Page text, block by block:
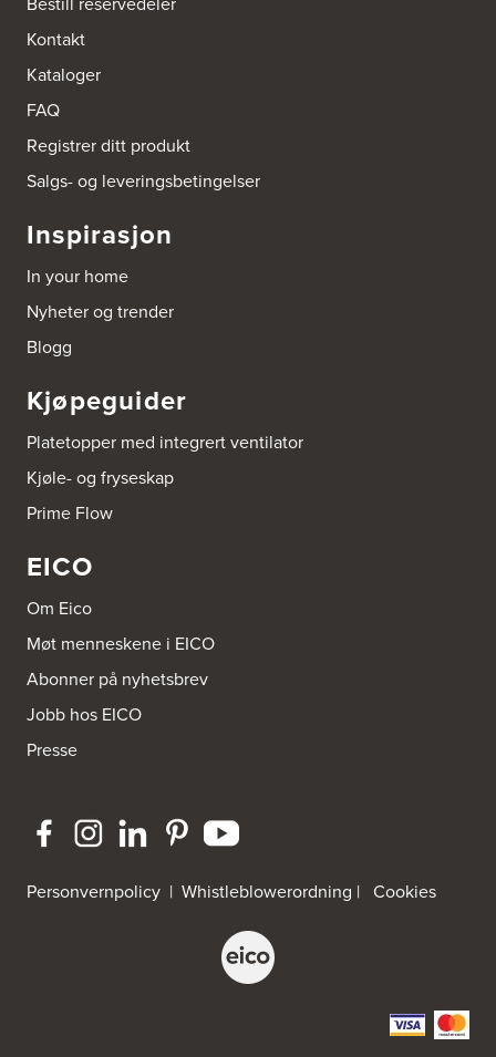
Kontakt
Kataloger
FAQ
Registrer ditt produkt
Salgs- og leveringsbetingelser
Inspirasjon
In your home
Nyheter og trender
Blogg
Kjøpeguider
Platetopper med integrert ventilator
Kjøle- og fryseskap
Prime Flow
EICO
Om Eico
Møt menneskene i EICO
Abonner på nyhetsbrev
Jobb hos EICO
Presse
Personvernpolicy | Whistleblowerordning | Cookies